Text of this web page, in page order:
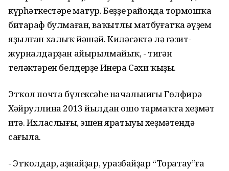
күрһәткестәре матур. Беҙҙең районда тормошҡа
битараф булмаған, ваҡытлы матбуғатҡа әүҙем
яҙылған халыҡ йәшәй. Киләсәктә лә гәзит-
журналдарҙан айырылмайыҡ, - тигән
теләктәрен белдерҙе Инера Сәхи ҡыҙы.
Этҡол почта бүлексәһе начальнигы Гөлфирә
Хәйруллина 2013 йылдан ошо тармаҡта хеҙмәт
итә. Ихласлығы, эшен яратыуы хеҙмәтендә
сағыла.
- Этҡолдар, аҙнайҙар, уразбайҙар “Торатау”ға